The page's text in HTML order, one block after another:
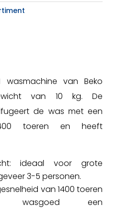
wasmachine van Beko
van 10 kg. De
de was met een
toeren en heeft
ideaal voor grote
3-5 personen.
van 1400 toeren
een